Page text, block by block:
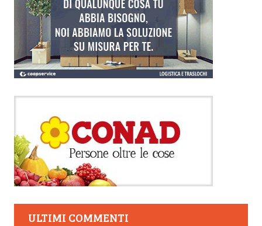
ULTIMI COMMENTI